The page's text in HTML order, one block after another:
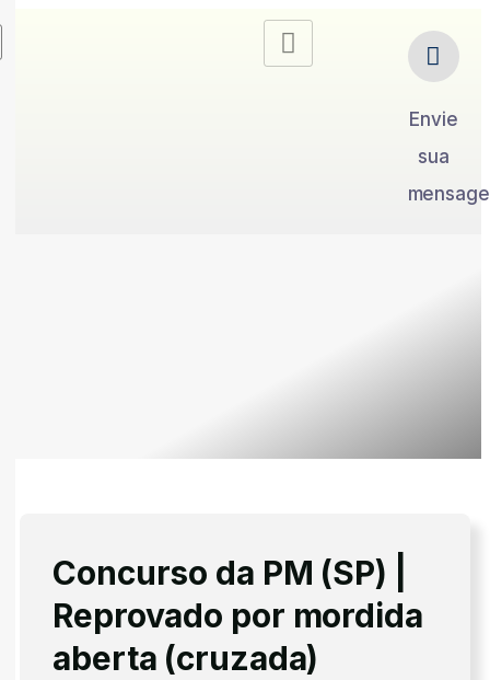
Envie
sua
Concurso da PM (SP) |
Reprovado por mordida
aberta (cruzada)